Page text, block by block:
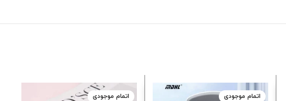
اتمام موجودی اتمام موجودی